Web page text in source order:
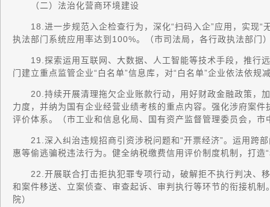
（二）法治化营商环境建设
18.进一步规范入企检查行为，深化“扫码入企”应用，实现“
执法部门系统应用率达到100%。（市司法局，各行政执法部门
19.探索运用互联网、大数据、人工智能等技术手段，推行
门建立重点监管企业“白名单”信息库，对“白名单”企业依法依
20.持续开展清理拖欠企业账款行动，用好财政金融政策，
力度，并纳为国有企业经营业绩考核的重点内容。强化涉府案
评价体系。（市工业和信息化局、国有资产监督管理委员会，市
21.深入纠治违规招商引资涉税问题和“开票经济”。运用跨
惠等偷逃骗税违法行为。健全纳税缴费信用评价制度机制，打
22.开展联合打击拒执犯罪专项行动，破解拒不执行判决、
和案件移送、立案侦查、审查起诉、审判执行等环节的衔接机
院）